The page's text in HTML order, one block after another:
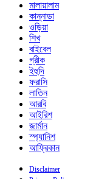
মালায়ালাম
কান্নাডা
ওড়িয়া
শিখ
বাইবেল
গ্রীক
ইহুদি
ফরাসি
লাতিন
আরবি
আইরিশ
জার্মান
স্প্যানিশ
আফ্রিকান
Disclaimer